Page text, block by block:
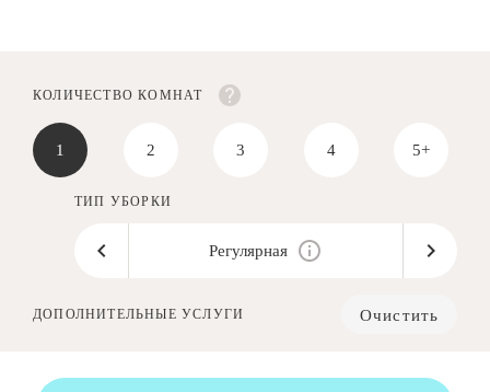
КОЛИЧЕСТВО КОМНАТ
1 2 3 4 5+
ТИП УБОРКИ
Регулярная
ДОПОЛНИТЕЛЬНЫЕ УСЛУГИ Очистить